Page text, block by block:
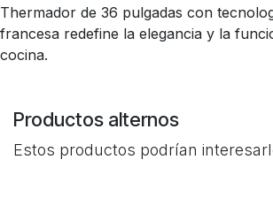
Thermador de 36 pulgadas con
francesa redefine la elegancia y la
cocina.
Productos alternos
Estos productos podrían